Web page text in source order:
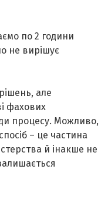
по 2 години
не вирішує
але
фахових
процесу. Можливо,
– це частина
й інакше не